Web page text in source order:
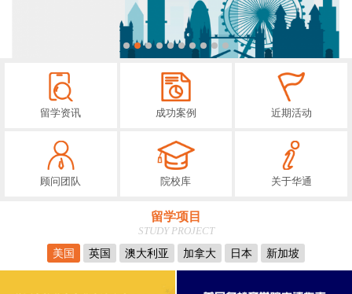
留学资讯 成功案例 近期活动
顾问团队 院校库 关于华通
留学项目
STUDY PROJECT
美国
英国 澳大利亚 加拿大 日本 新加坡